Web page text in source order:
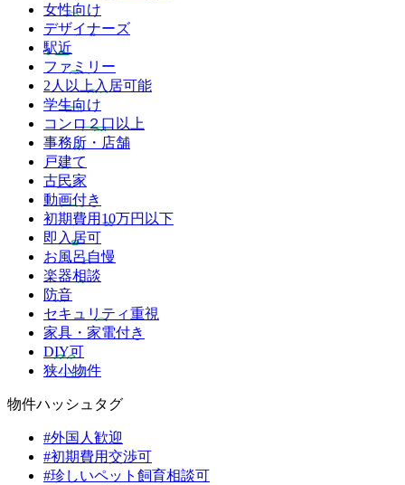
女性向け
デザイナーズ
駅近
ファミリー
2人以上入居可能
学生向け
コンロ２口以上
事務所・店舗
戸建て
古民家
動画付き
初期費用10万円以下
即入居可
お風呂自慢
楽器相談
防音
セキュリティ重視
家具・家電付き
DIY可
狭小物件
物件ハッシュタグ
#外国人歓迎
#初期費用交渉可
#珍しいペット飼育相談可